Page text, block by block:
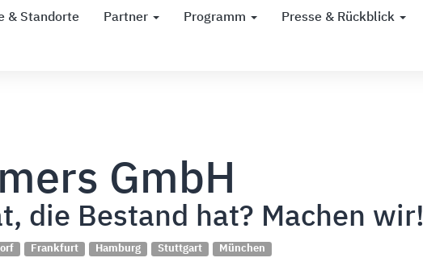
& Standorte Partner Programm Presse & Rückblick
GmbH
die Bestand hat? Machen wir!
Frankfurt Hamburg Stuttgart München